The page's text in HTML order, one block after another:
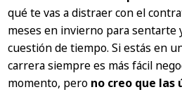
qué te vas a distraer con el
meses en invierno para sentarte
cuestión de tiempo. Si estás en
carrera siempre es más fácil
momento, pero no creo que